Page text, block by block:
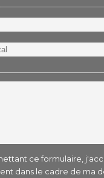
ce formulaire,
dans le cadre de ma